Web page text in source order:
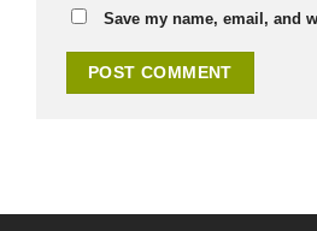
Save my name, email, and